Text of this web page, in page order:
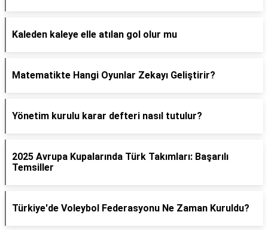
Kaleden kaleye elle atılan gol olur mu
Matematikte Hangi Oyunlar Zekayı Geliştirir?
Yönetim kurulu karar defteri nasıl tutulur?
2025 Avrupa Kupalarında Türk Takımları: Başarılı
Temsiller
Türkiye'de Voleybol Federasyonu Ne Zaman Kuruldu?